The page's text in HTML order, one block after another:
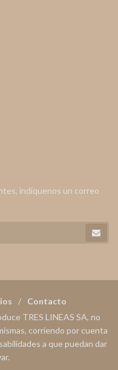
indiquenos un correo
Contacto
TRES LINEAS SA, no
corriendo por cuenta
a que puedan dar